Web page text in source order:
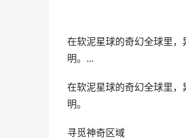
在软泥星球的奇幻全球里
明。...
在软泥星球的奇幻全球里
明。
寻觅神奇区域